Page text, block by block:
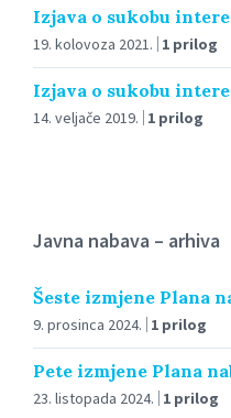
Izjava o sukobu
19. kolovoza 2021. 1 prilog
Izjava o sukobu
14. veljače 2019. 1 prilog
Javna nabava – arhiva
Šeste izmjene Plana
9. prosinca 2024. 1 prilog
Pete izmjene Plana
23. listopada 2024. 1 prilog